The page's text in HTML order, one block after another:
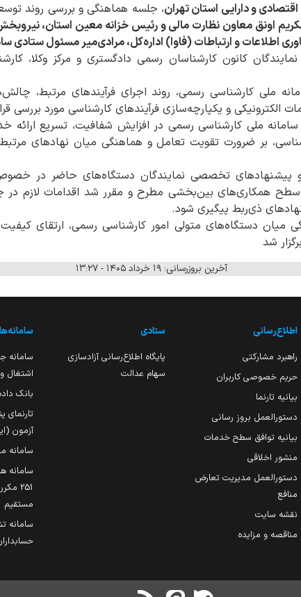
و دارایی استان تهران، جلسه هماهنگی و بررسی روند
اونق معاون نظارت مالی و رئیس خزانه معین استان،
اطلاعات و ارتباطات (فاوا) اداره‌کل، مرادی‌میر مسئول ستادی
کانون کارشناسان رسمی دادگستری و مرکز وکلا،
ملی کارشناسی رسمی، روند اجرای فرآیندهای مرتبط،
الکترونیکی و یکپارچه‌سازی فرآیندهای کارشناسی مورد بررسی
ملی کارشناسی رسمی در افزایش شفافیت، تسریع
بر ضرورت تقویت تعامل و هماهنگی میان نهادهای مرتبط
پیشنهادهای تخصصی نمایندگان دستگاه‌های حاضر در خصوص
همکاری‌های بین‌بخشی مطرح و مقرر شد اقدامات لازم در
ذی‌ربط پیگیری شود.
دستگاه‌های متولی امور کارشناسی رسمی، ارتقای
شد
آخرین بروزرسانی: ۱۹ خرداد ۱۴۰۵ - ۱۳:۲۷
اطلاع‌رسانی
راهبرد مشارکتی
حریم خصوصی کاربران
بیانیه تارنما
دستورالعمل بروز رسانی
بیانیه توافق سطح خدمات
منشور اخلاقی
دستورالعمل مدیریت تعارض
منافع
نقشه سایت
مناقصه و مزایده
ستادی
پایگاه اطلاع‌رسانی آزادسازی
سهام عدالت
سامانه‌ها
سامانه
اشتغال
بانک
آزمون
سامانه
سامانه
251
مستقیم